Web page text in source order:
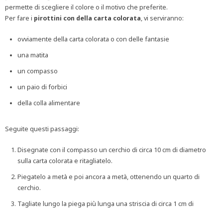
permette di scegliere il colore o il motivo che preferite.
Per fare i pirottini con della carta colorata, vi serviranno:
ovviamente della carta colorata o con delle fantasie
una matita
un compasso
un paio di forbici
della colla alimentare
Seguite questi passaggi:
Disegnate con il compasso un cerchio di circa 10 cm di diametro
sulla carta colorata e ritagliatelo.
Piegatelo a metà e poi ancora a metà, ottenendo un quarto di
cerchio.
Tagliate lungo la piega più lunga una striscia di circa 1 cm di